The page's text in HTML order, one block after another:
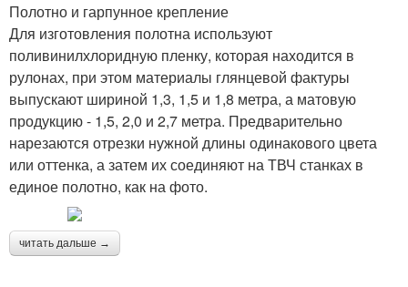
Полотно и гарпунное крепление
Для изготовления полотна используют
поливинилхлоридную пленку, которая находится в
рулонах, при этом материалы глянцевой фактуры
выпускают шириной 1,3, 1,5 и 1,8 метра, а матовую
продукцию - 1,5, 2,0 и 2,7 метра. Предварительно
нарезаются отрезки нужной длины одинакового цвета
или оттенка, а затем их соединяют на ТВЧ станках в
единое полотно, как на фото.
читать дальше →